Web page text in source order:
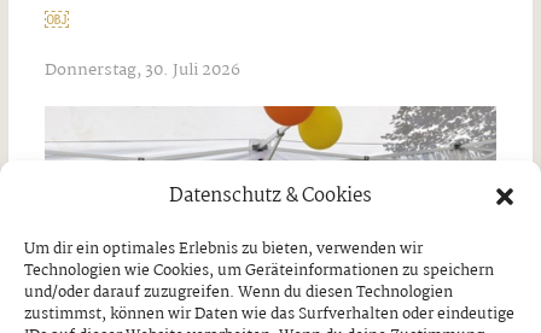
Datenschutz & Cookies
Um dir ein optimales Erlebnis zu bieten, verwenden wir
Technologien wie Cookies, um Geräteinformationen zu speichern
und/oder darauf zuzugreifen. Wenn du diesen Technologien
zustimmst, können wir Daten wie das Surfverhalten oder eindeutige
￼
Donnerstag, 30. Juli 2026